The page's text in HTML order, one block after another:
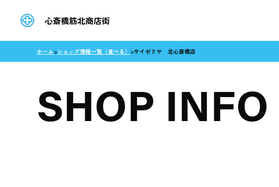
心斎橋筋北商店街
ホーム>ショップ情報一覧（食べる） >サイゼリヤ 北心斎橋店
SHOP INFO